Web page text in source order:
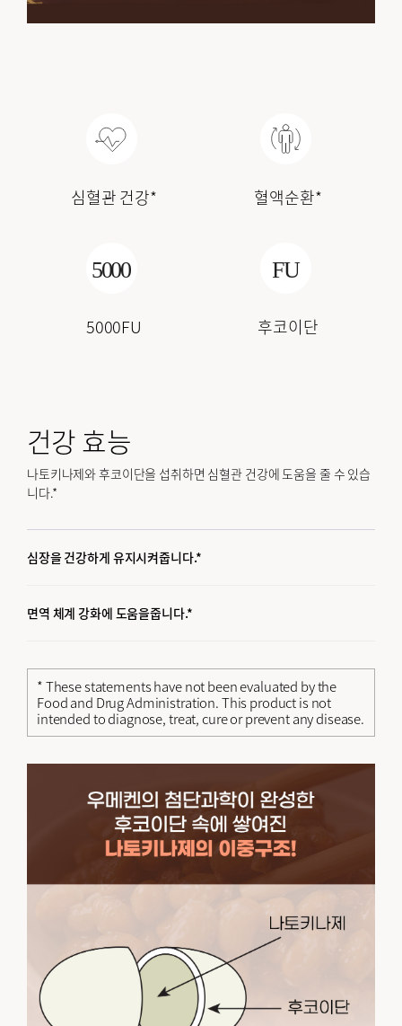
심혈관 건강* 혈액순환*
5000FU 후코이단
건강 효능
나토키나제와 후코이단을 섭취하면 심혈관 건강에 도움을 줄 수 있습
니다.*
심장을 건강하게 유지시켜줍니다.*
면역 체계 강화에 도움을줍니다.*
* These statements have not been evaluated by the
Food and Drug Administration. This product is not
intended to diagnose, treat, cure or prevent any disease.